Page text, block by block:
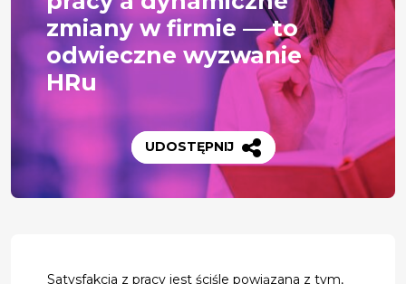
zmiany w firmie — to
odwieczne wyzwanie
HRu
UDOSTĘPNIJ
Satysfakcja z pracy jest ściśle powiązana z tym,